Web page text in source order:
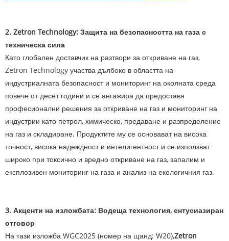
2. Zetron Technology: Защита на безопасността на газа с
техническа сила
Като глобален доставчик на разтвори за откриване на газ,
Zetron Technology участва дълбоко в областта на
индустриалната безопасност и мониторинг на околната среда
повече от десет години и се ангажира да предоставя
професионални решения за откриване на газ и мониторинг на
индустрии като петрол, химическо, предаване и разпределение
на газ и складиране. Продуктите му се основават на висока
точност, висока надеждност и интелигентност и се използват
широко при токсично и вредно откриване на газ, запалим и
експлозивен мониторинг на газа и анализ на екологичния газ.
3. Акценти на изложбата: Водеща технология, ентусиазиран
отговор
На тази изложба WGC2025 (номер на щанд: W20),Zetron